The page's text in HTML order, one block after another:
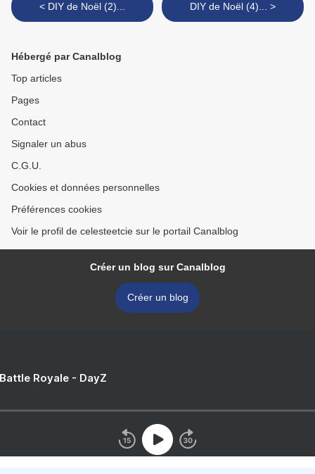
< DIY de Noël (2)... DIY de Noël (4)... >
Hébergé par Canalblog
Top articles
Pages
Contact
Signaler un abus
C.G.U.
Cookies et données personnelles
Préférences cookies
Voir le profil de celesteetcie sur le portail Canalblog
Créer un blog sur Canalblog
Créer un blog
Royale - DayZ